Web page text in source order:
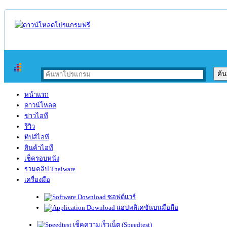
หน้าแรก
ดาวน์โหลด
ข่าวไอที
รีวิว
ทิปส์ไอที
สินค้าไอที
เช็ครอบหนัง
รวมคลิป Thaiware
เครื่องมือ
ซอฟต์แวร์
แอปพลิเคชันบนมือถือ
เช็คความเร็วเน็ต (Speedtest)